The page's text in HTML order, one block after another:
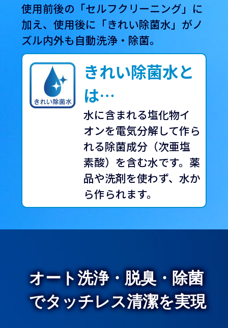
使用前後の「セルフクリーニング」に
加え、使用後に「きれい除菌水」がノ
ズル内外も自動洗浄・除菌。
きれい除菌水と
は…
水に含まれる塩化物イ
オンを電気分解して作ら
れる除菌成分（次亜塩
素酸）を含む水です。薬
品や洗剤を使わず、水か
ら作られます。
オート洗浄・脱臭・除菌
でタッチレス清潔を実現